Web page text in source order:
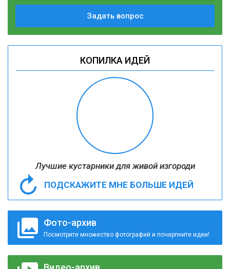
Задать вопрос
КОПИЛКА ИДЕЙ
Лучшие кустарники для живой изгороди
ПОДСКАЖИТЕ МНЕ БОЛЬШЕ ИДЕЙ
Фото-архив
Посмотрите множество фотографий и почерпните идеи!